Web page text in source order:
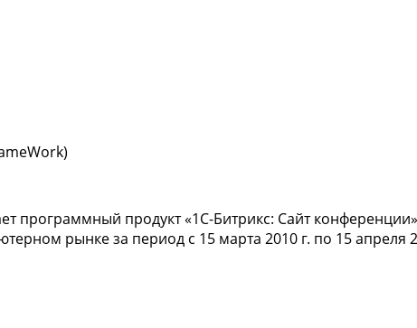
программный продукт «1С-Битрикс: Сайт
рынке за период с 15 марта 2010 г. по 15 апреля